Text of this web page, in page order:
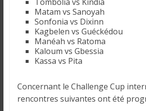
Matam vs Sanoyah
Sonfonia vs Dixinn
Kagbelen vs Guéckédou
Manéah vs Ratoma
Kaloum vs Gbessia
Kassa vs Pita
Concernant le Challenge Cup
rencontres suivantes ont été